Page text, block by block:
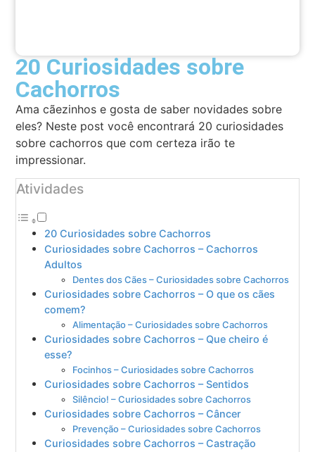
20 Curiosidades sobre
Cachorros
Ama cãezinhos e gosta de saber novidades sobre
eles? Neste post você encontrará 20 curiosidades
sobre cachorros que com certeza irão te
impressionar.
Atividades
20 Curiosidades sobre Cachorros
Curiosidades sobre Cachorros – Cachorros
Adultos
Dentes dos Cães – Curiosidades sobre Cachorros
Curiosidades sobre Cachorros – O que os cães
comem?
Alimentação – Curiosidades sobre Cachorros
Curiosidades sobre Cachorros – Que cheiro é
esse?
Focinhos – Curiosidades sobre Cachorros
Curiosidades sobre Cachorros – Sentidos
Silêncio! – Curiosidades sobre Cachorros
Curiosidades sobre Cachorros – Câncer
Prevenção – Curiosidades sobre Cachorros
Curiosidades sobre Cachorros – Castração